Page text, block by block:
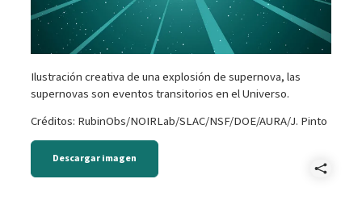
Ilustración creativa de una explosión de supernova, las
supernovas son eventos transitorios en el Universo.
Créditos: RubinObs/NOIRLab/SLAC/NSF/DOE/AURA/J. Pinto
Descargar imagen